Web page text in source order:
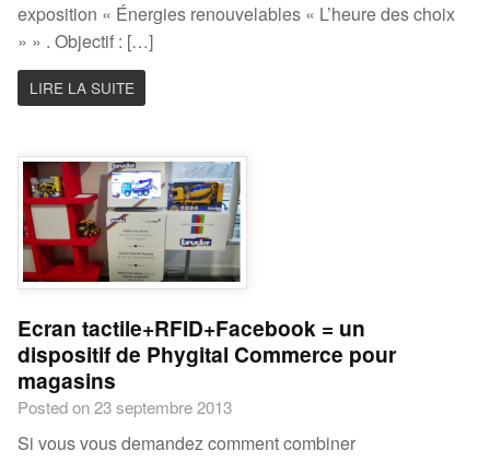
exposition « Énergies renouvelables « L’heure des choix
» » . Objectif : […]
LIRE LA SUITE
Ecran tactile+RFID+Facebook = un
dispositif de Phygital Commerce pour
magasins
Posted on 23 septembre 2013
Si vous vous demandez comment combiner